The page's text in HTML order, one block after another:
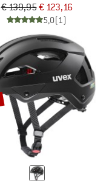
€ 139,95€ 123,16
5,0(1)